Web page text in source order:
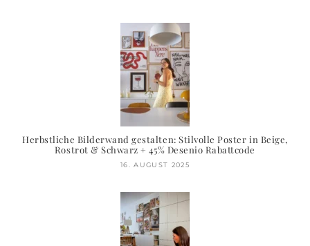
Herbstliche Bilderwand gestalten: Stilvolle Poster in Beige,
Rostrot & Schwarz + 45% Desenio Rabattcode
16. AUGUST 2025